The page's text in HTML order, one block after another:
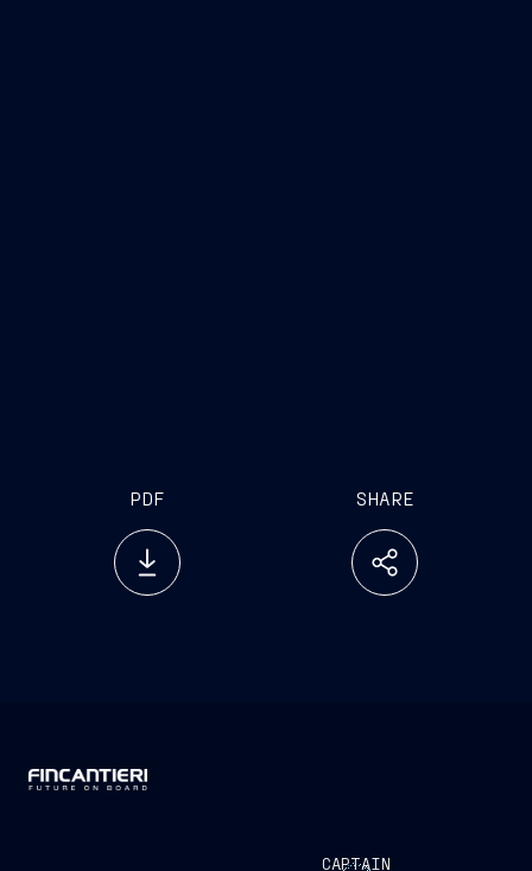
PDF SHARE
CAPTAIN